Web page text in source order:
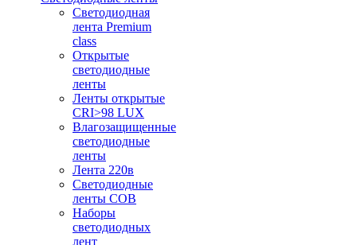
Светодиодная
лента Premium
class
Открытые
светодиодные
ленты
Ленты открытые
CRI>98 LUX
Влагозащищенные
светодиодные
ленты
Лента 220в
Светодиодные
ленты COB
Наборы
светодиодных
лент